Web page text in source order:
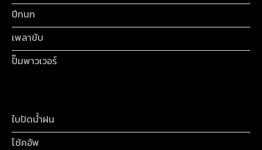
ปีกนก
เพลาขับ
ปั๊มพาวเวอร์
ใบปัดน้ำฝน
โช้คอัพ